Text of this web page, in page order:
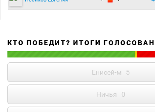
КТО ПОБЕДИТ? ИТОГИ
Енисей-м 5
Ничья 0